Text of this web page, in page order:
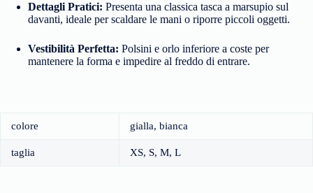
Dettagli Pratici: Presenta una classica tasca a marsupio sul
davanti, ideale per scaldare le mani o riporre piccoli oggetti.
Vestibilità Perfetta: Polsini e orlo inferiore a coste per
mantenere la forma e impedire al freddo di entrare.
colore gialla, bianca
taglia XS, S, M, L